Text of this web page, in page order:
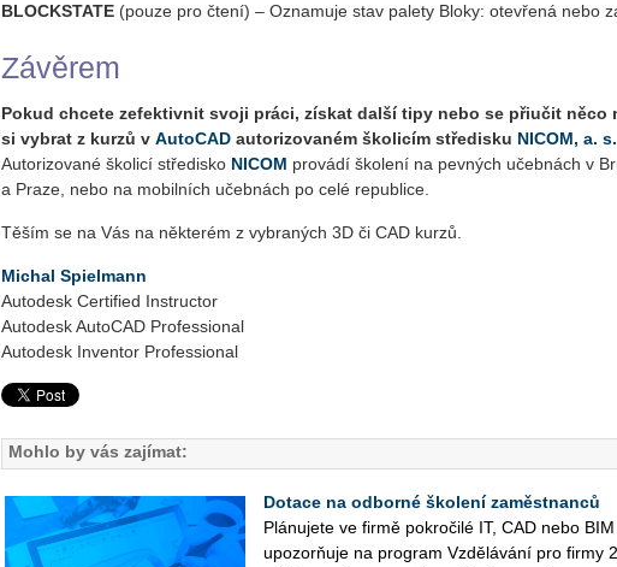
BLOCKSTATE (pouze pro čtení) – Oznamuje stav palety Bloky: otevřená nebo
Závěrem
Pokud chcete zefektivnit svoji práci, získat další tipy nebo se přiučit něco
si vybrat z kurzů v AutoCAD autorizovaném školicím středisku NICOM, a. s.
Autorizované školicí středisko NICOM provádí školení na pevných učebnách v
a Praze, nebo na mobilních učebnách po celé republice.
Těším se na Vás na některém z vybraných 3D či CAD kurzů.
Michal Spielmann
Autodesk Certified Instructor
Autodesk AutoCAD Professional
Autodesk Inventor Professional
Mohlo by vás zajímat:
Dotace na odborné školení zaměstnanců
Plá­nu­je­te ve firmě po­kro­či­lé IT, CAD nebo
upo­zorňuje na pro­gram Vzdě­lá­vá­ní pro firmy